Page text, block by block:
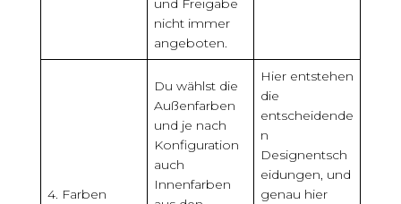
und Freigabe
nicht immer
angeboten.
4. Farben
Du wählst die
Außenfarben
und je nach
Konfiguration
auch
Innenfarben
Hier entstehen
die
entscheidende
n
Designentsch
eidungen, und
genau hier